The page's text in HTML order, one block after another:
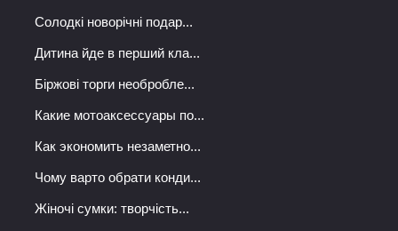
Солодкі новорічні подар...
Дитина йде в перший кла...
Біржові торги необробле...
Какие мотоаксессуары по...
Как экономить незаметно...
Чому варто обрати конди...
Жіночі сумки: творчість...